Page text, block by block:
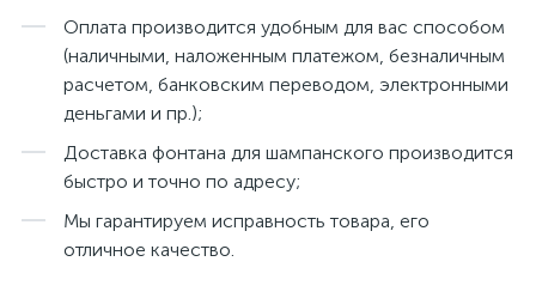
Оплата производится удобным для вас способом
(наличными, наложенным платежом, безналичным
расчетом, банковским переводом, электронными
деньгами и пр.);
Доставка фонтана для шампанского производится
быстро и точно по адресу;
Мы гарантируем исправность товара, его
отличное качество.